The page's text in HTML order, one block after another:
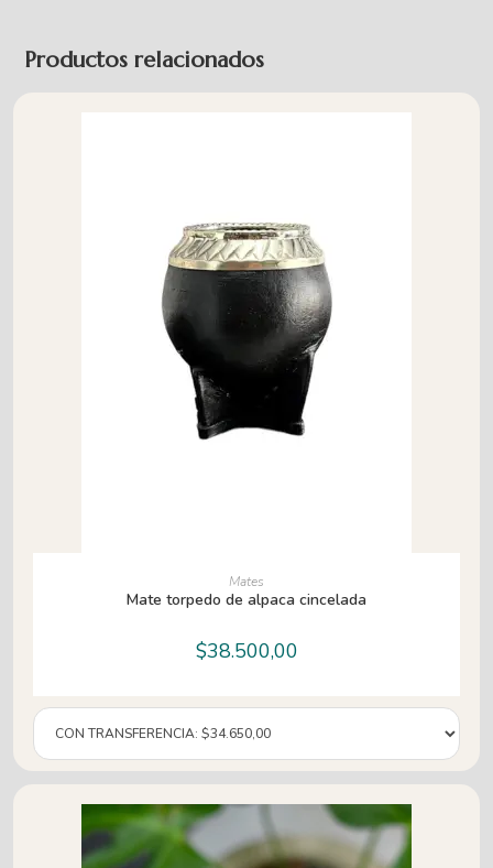
Productos relacionados
AÑADIR AL CARRITO
Mates
Mate torpedo de alpaca cincelada
$38.500,00